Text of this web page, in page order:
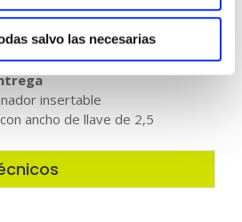
salvo las necesarias